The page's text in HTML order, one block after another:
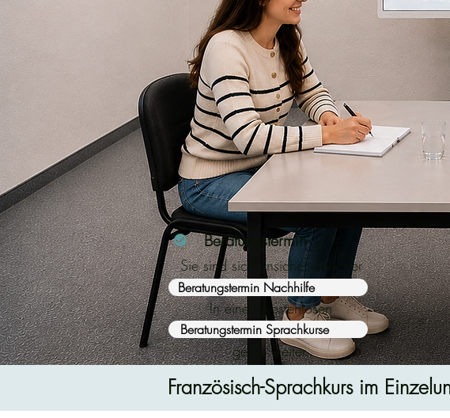
Französisch-Sprachkurs im
Sie sind sich unsicher, welcher
Kurs der richtige für Sie ist?
In einem kostenlosen
Beratungstermin helfen wir Ihnen
gerne weiter.
Beratungstermin
Beratungstermin Nachhilfe
Beratungstermin Sprachkurse